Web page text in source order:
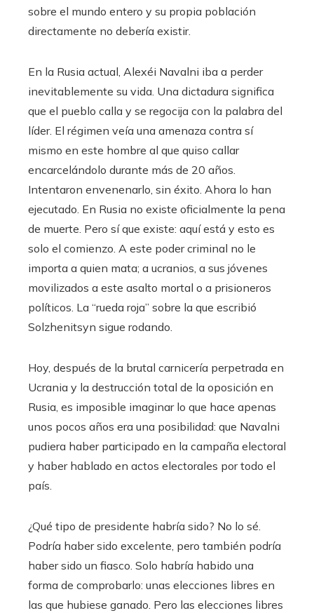
sobre el mundo entero y su propia población
directamente no debería existir.
En la Rusia actual, Alexéi Navalni iba a perder
inevitablemente su vida. Una dictadura significa
que el pueblo calla y se regocija con la palabra del
líder. El régimen veía una amenaza contra sí
mismo en este hombre al que quiso callar
encarcelándolo durante más de 20 años.
Intentaron envenenarlo, sin éxito. Ahora lo han
ejecutado. En Rusia no existe oficialmente la pena
de muerte. Pero sí que existe: aquí está y esto es
solo el comienzo. A este poder criminal no le
importa a quien mata; a ucranios, a sus jóvenes
movilizados a este asalto mortal o a prisioneros
políticos. La “rueda roja” sobre la que escribió
Solzhenitsyn sigue rodando.
Hoy, después de la brutal carnicería perpetrada en
Ucrania y la destrucción total de la oposición en
Rusia, es imposible imaginar lo que hace apenas
unos pocos años era una posibilidad: que Navalni
pudiera haber participado en la campaña electoral
y haber hablado en actos electorales por todo el
país.
¿Qué tipo de presidente habría sido? No lo sé.
Podría haber sido excelente, pero también podría
haber sido un fiasco. Solo habría habido una
forma de comprobarlo: unas elecciones libres en
las que hubiese ganado. Pero las elecciones libres